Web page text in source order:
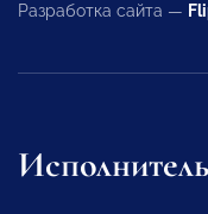
Разработка сайта —